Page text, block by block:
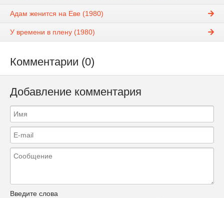
Адам женится на Еве (1980)
У времени в плену (1980)
Комментарии (0)
Добавление комментария
Введите слова